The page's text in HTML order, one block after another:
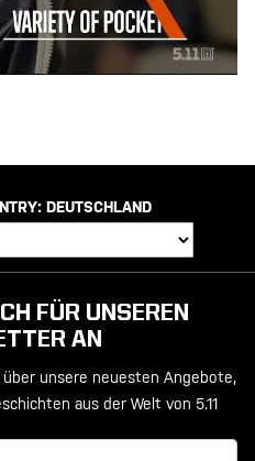
DEUTSCHLAND
FÜR UNSEREN
AN
unsere neuesten Angebote,
aus der Welt von 5.11